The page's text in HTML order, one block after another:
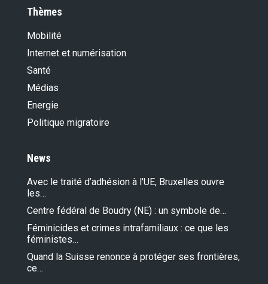
Thèmes
Mobilité
Internet et numérisation
Santé
Médias
Energie
Politique migratoire
News
Avec le traité d’adhésion à l'UE, Bruxelles ouvre
les…
Centre fédéral de Boudry (NE) : un symbole de…
Féminicides et crimes intrafamiliaux : ce que les
féministes…
Quand la Suisse renonce à protéger ses frontières,
ce…